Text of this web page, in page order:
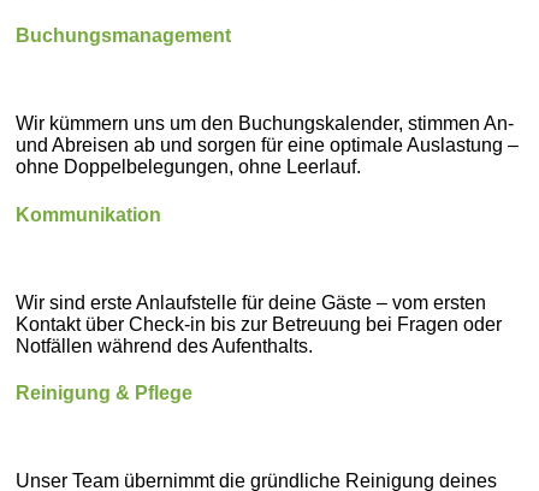
Buchungsmanagement
Wir kümmern uns um den Buchungskalender, stimmen An-
und Abreisen ab und sorgen für eine optimale Auslastung –
ohne Doppelbelegungen, ohne Leerlauf.
Kommunikation
Wir sind erste Anlaufstelle für deine Gäste – vom ersten
Kontakt über Check-in bis zur Betreuung bei Fragen oder
Notfällen während des Aufenthalts.
Reinigung & Pflege
Unser Team übernimmt die gründliche Reinigung deines